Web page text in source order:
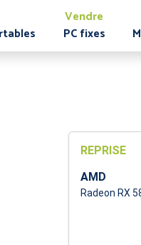
Vendre
PC fixes
REPRISE
AMD
Radeon RX